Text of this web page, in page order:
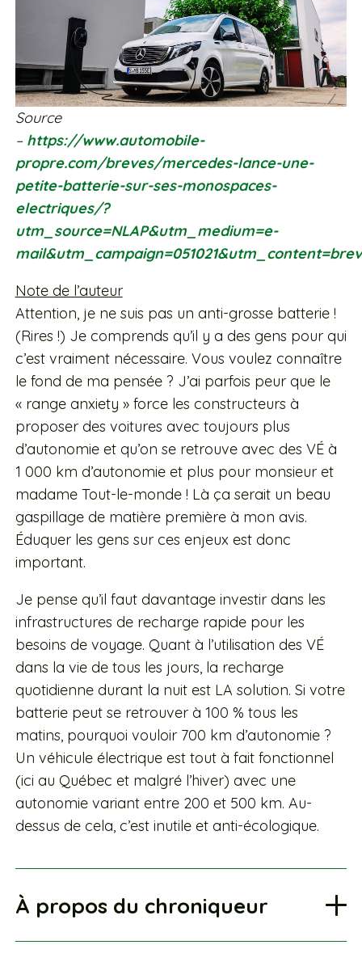
Source
– https://www.automobile-
propre.com/breves/mercedes-lance-une-
petite-batterie-sur-ses-monospaces-
electriques/?
utm_source=NLAP&utm_medium=e-
Note de l’auteur
Attention, je ne suis pas un anti-grosse batterie !
(Rires !) Je comprends qu’il y a des gens pour qui
c’est vraiment nécessaire. Vous voulez connaître
le fond de ma pensée ? J’ai parfois peur que le
« range anxiety » force les constructeurs à
proposer des voitures avec toujours plus
d’autonomie et qu’on se retrouve avec des VÉ à
1 000 km d’autonomie et plus pour monsieur et
madame Tout-le-monde ! Là ça serait un beau
gaspillage de matière première à mon avis.
Éduquer les gens sur ces enjeux est donc
important.
Je pense qu’il faut davantage investir dans les
infrastructures de recharge rapide pour les
besoins de voyage. Quant à l’utilisation des VÉ
dans la vie de tous les jours, la recharge
quotidienne durant la nuit est LA solution. Si votre
batterie peut se retrouver à 100 % tous les
matins, pourquoi vouloir 700 km d’autonomie ?
Un véhicule électrique est tout à fait fonctionnel
(ici au Québec et malgré l’hiver) avec une
autonomie variant entre 200 et 500 km. Au-
dessus de cela, c’est inutile et anti-écologique.
À propos du chroniqueur